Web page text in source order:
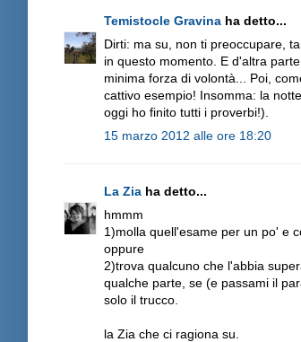
Temistocle Gravina ha detto...
Dirti: ma su, non ti preoccupare,
in questo momento. E d'altra
minima forza di volontà... Poi,
cattivo esempio! Insomma: la
oggi ho finito tutti i proverbi!).
15 marzo 2012 alle ore 18:20
La Zia ha detto...
hmmm
1)molla quell'esame per un po' e
oppure
2)trova qualcuno che l'abbia
qualche parte, se (e passami il
solo il trucco.
la Zia che ci ragiona su.